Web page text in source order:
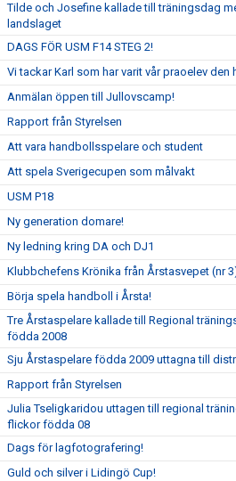
Tilde och Josefine kallade till träningsdag
landslaget
DAGS FÖR USM F14 STEG 2!
Vi tackar Karl som har varit vår praoelev den
Anmälan öppen till Jullovscamp!
Rapport från Styrelsen
Att vara handbollsspelare och student
Att spela Sverigecupen som målvakt
USM P18
Ny generation domare!
Ny ledning kring DA och DJ1
Klubbchefens Krönika från Årstasvepet (nr
Börja spela handboll i Årsta!
Tre Årstaspelare kallade till Regional
födda 2008
Sju Årstaspelare födda 2009 uttagna till
Rapport från Styrelsen
Julia Tseligkaridou uttagen till regional
flickor födda 08
Dags för lagfotografering!
Guld och silver i Lidingö Cup!